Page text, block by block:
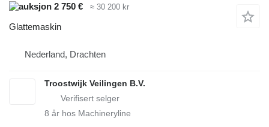
2 750 €
≈ 30 200 kr
Glattemaskin
Nederland, Drachten
Troostwijk Veilingen B.V.
8 år hos Machineryline